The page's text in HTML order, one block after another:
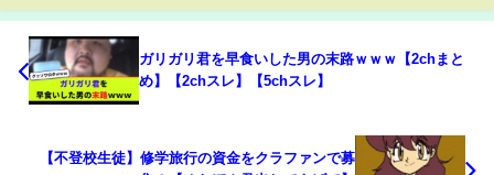
ガリガリ君を早食いした男の末路ｗｗｗ【2chまと
め】【2chスレ】【5chスレ】
【不登校生徒】修学旅行の資金をクラファンで募